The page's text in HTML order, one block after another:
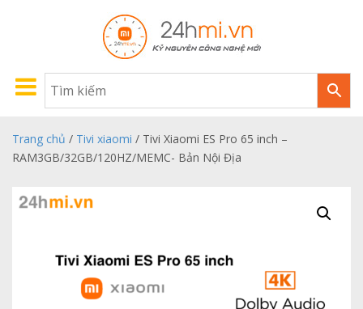
Trang chủ / Tivi xiaomi / Tivi Xiaomi ES Pro 65 inch –
RAM3GB/32GB/120HZ/MEMC- Bản Nội Địa